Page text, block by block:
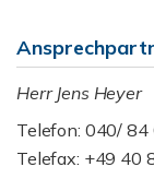
Herr Jens Heyer
Telefon: 040/
Telefax: +49 40